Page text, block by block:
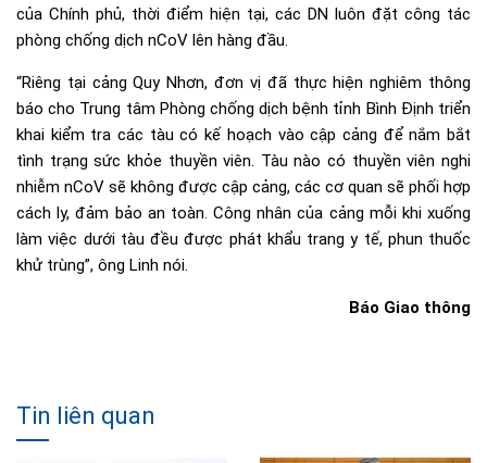
của Chính phủ, thời điểm hiện tại, các DN luôn đặt công tác
phòng chống dịch nCoV lên hàng đầu.
“Riêng tại cảng Quy Nhơn, đơn vị đã thực hiện nghiêm thông
báo cho Trung tâm Phòng chống dịch bệnh tỉnh Bình Định triển
khai kiểm tra các tàu có kế hoạch vào cập cảng để nắm bắt
tình trạng sức khỏe thuyền viên. Tàu nào có thuyền viên nghi
nhiễm nCoV sẽ không được cập cảng, các cơ quan sẽ phối hợp
cách ly, đảm bảo an toàn. Công nhân của cảng mỗi khi xuống
làm việc dưới tàu đều được phát khẩu trang y tế, phun thuốc
khử trùng”, ông Linh nói.
Báo Giao thông
Tin liên quan